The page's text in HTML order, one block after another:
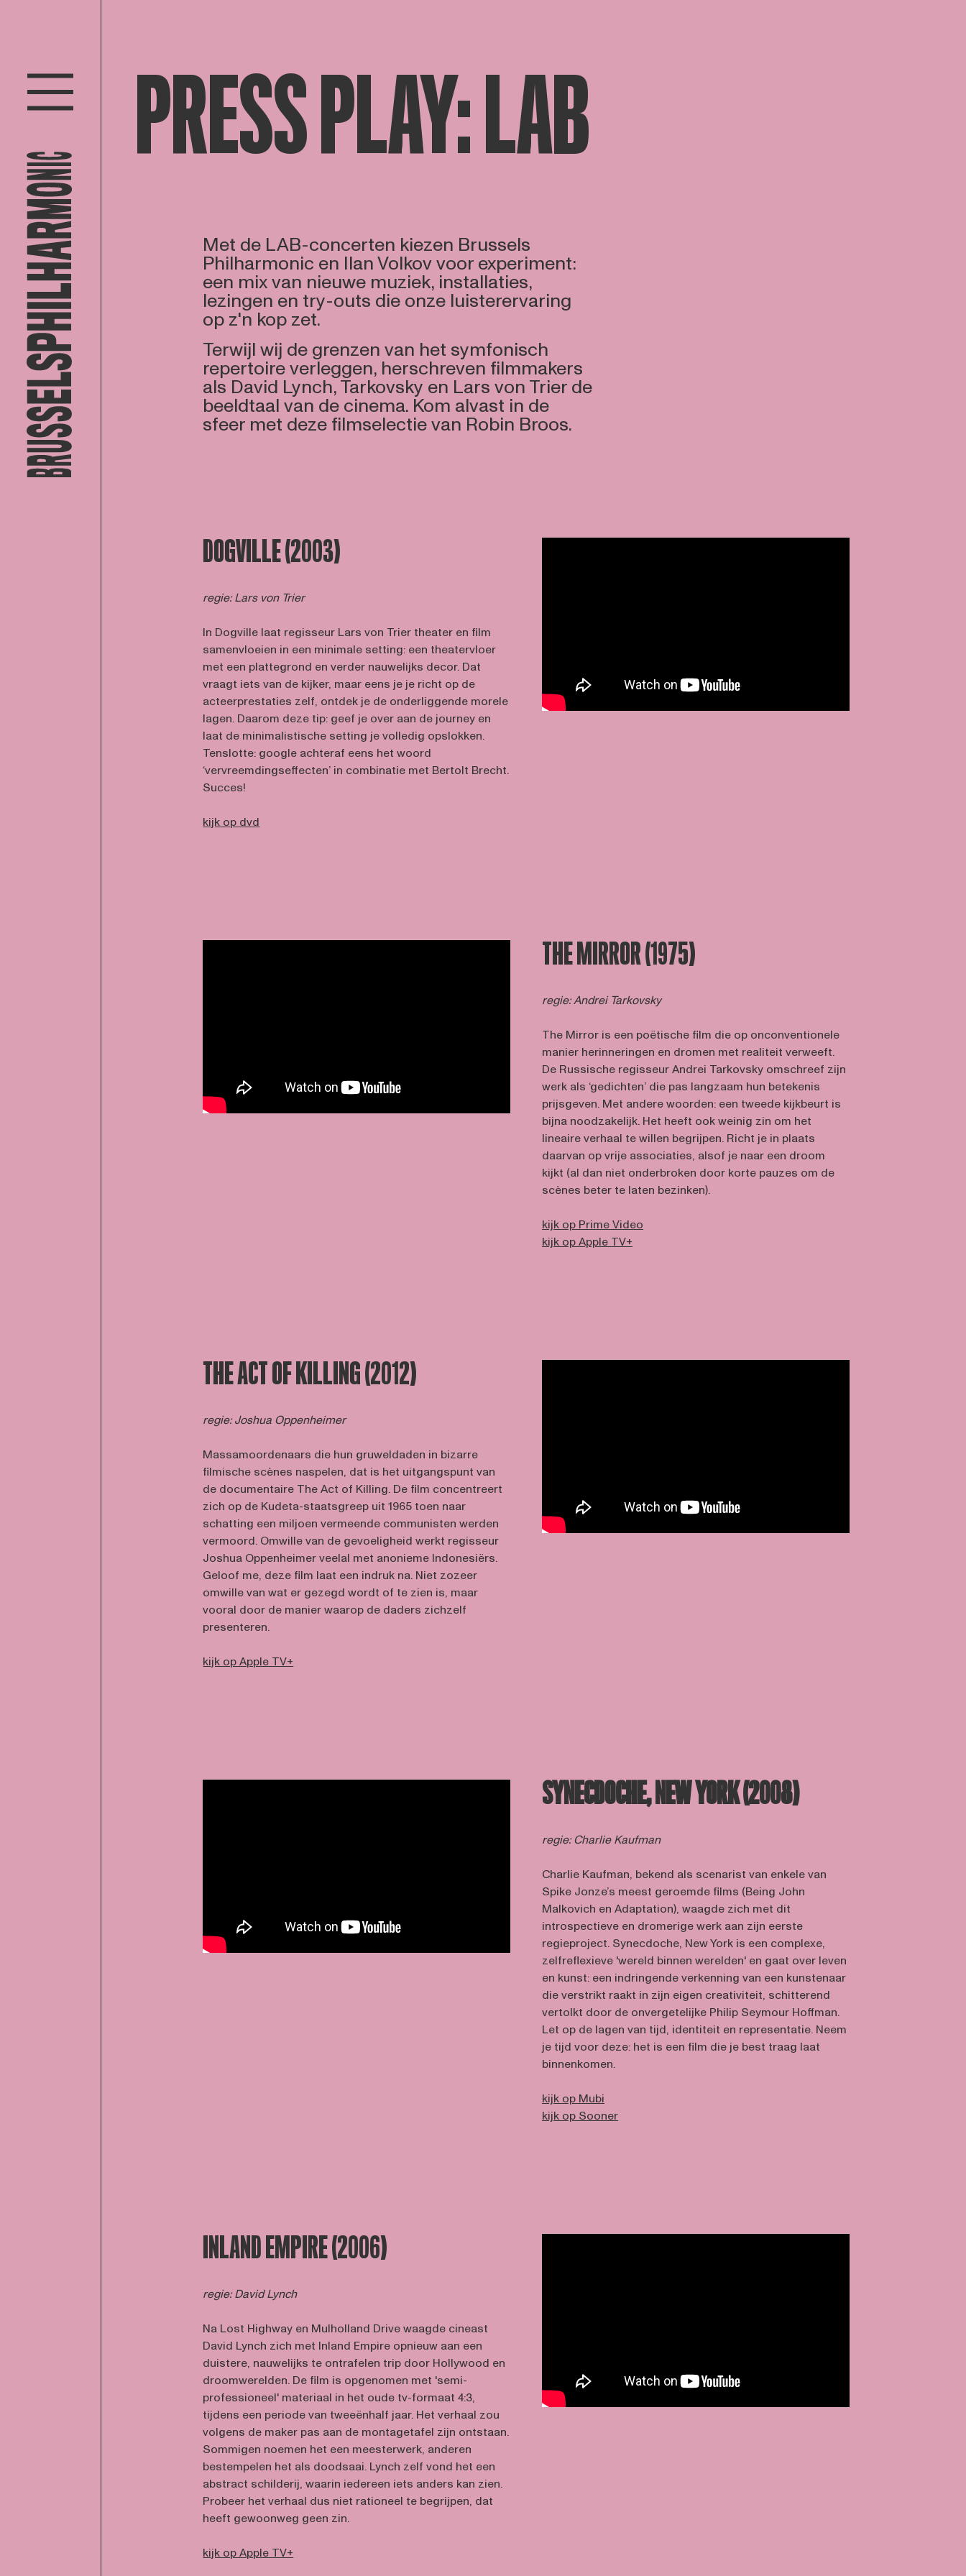
PRESS PLAY: LAB
Met de LAB-concerten kiezen Brussels
Philharmonic en Ilan Volkov voor experiment:
een mix van nieuwe muziek, installaties,
lezingen en try-outs die onze luisterervaring
op z'n kop zet.
Terwijl wij de grenzen van het symfonisch
repertoire verleggen, herschreven filmmakers
als David Lynch, Tarkovsky en Lars von Trier de
beeldtaal van de cinema. Kom alvast in de
sfeer met deze filmselectie van Robin Broos.
DOGVILLE (2003)
regie: Lars von Trier
In Dogville laat regisseur Lars von Trier theater en film
samenvloeien in een minimale setting: een theatervloer
met een plattegrond en verder nauwelijks decor. Dat
vraagt iets van de kijker, maar eens je je richt op de
acteerprestaties zelf, ontdek je de onderliggende morele
lagen. Daarom deze tip: geef je over aan de journey en
laat de minimalistische setting je volledig opslokken.
Tenslotte: google achteraf eens het woord
‘vervreemdingseffecten’ in combinatie met Bertolt Brecht.
Succes!
kijk op dvd
THE MIRROR (1975)
regie: Andrei Tarkovsky
The Mirror is een poëtische film die op onconventionele
manier herinneringen en dromen met realiteit verweeft.
De Russische regisseur Andrei Tarkovsky omschreef zijn
werk als ‘gedichten’ die pas langzaam hun betekenis
prijsgeven. Met andere woorden: een tweede kijkbeurt is
bijna noodzakelijk. Het heeft ook weinig zin om het
lineaire verhaal te willen begrijpen. Richt je in plaats
daarvan op vrije associaties, alsof je naar een droom
kijkt (al dan niet onderbroken door korte pauzes om de
scènes beter te laten bezinken).
kijk op Prime Video
kijk op Apple TV+
THE ACT OF KILLING (2012)
regie: Joshua Oppenheimer
Massamoordenaars die hun gruweldaden in bizarre
filmische scènes naspelen, dat is het uitgangspunt van
de documentaire The Act of Killing. De film concentreert
zich op de Kudeta-staatsgreep uit 1965 toen naar
schatting een miljoen vermeende communisten werden
vermoord. Omwille van de gevoeligheid werkt regisseur
Joshua Oppenheimer veelal met anonieme Indonesiërs.
Geloof me, deze film laat een indruk na. Niet zozeer
omwille van wat er gezegd wordt of te zien is, maar
vooral door de manier waarop de daders zichzelf
presenteren.
kijk op Apple TV+
SYNECDOCHE, NEW YORK (2008)
regie: Charlie Kaufman
Charlie Kaufman, bekend als scenarist van enkele van
Spike Jonze’s meest geroemde films (Being John
Malkovich en Adaptation), waagde zich met dit
introspectieve en dromerige werk aan zijn eerste
regieproject. Synecdoche, New York is een complexe,
zelfreflexieve 'wereld binnen werelden' en gaat over leven
en kunst: een indringende verkenning van een kunstenaar
die verstrikt raakt in zijn eigen creativiteit, schitterend
vertolkt door de onvergetelijke Philip Seymour Hoffman.
Let op de lagen van tijd, identiteit en representatie. Neem
je tijd voor deze: het is een film die je best traag laat
binnenkomen.
kijk op Mubi
kijk op Sooner
INLAND EMPIRE (2006)
regie: David Lynch
Na Lost Highway en Mulholland Drive waagde cineast
David Lynch zich met Inland Empire opnieuw aan een
duistere, nauwelijks te ontrafelen trip door Hollywood en
droomwerelden. De film is opgenomen met 'semi-
professioneel' materiaal in het oude tv-formaat 4:3,
tijdens een periode van tweeënhalf jaar. Het verhaal zou
volgens de maker pas aan de montagetafel zijn ontstaan.
Sommigen noemen het een meesterwerk, anderen
bestempelen het als doodsaai. Lynch zelf vond het een
abstract schilderij, waarin iedereen iets anders kan zien.
Probeer het verhaal dus niet rationeel te begrijpen, dat
heeft gewoonweg geen zin.
kijk op Apple TV+